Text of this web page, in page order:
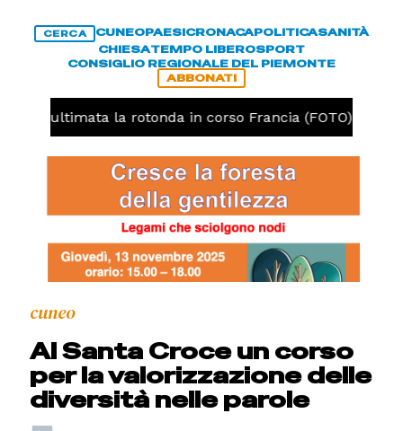
CERCA CUNEOPAESICRONACAPOLITICASANITÀ
CHIESATEMPO LIBEROSPORT
CONSIGLIO REGIONALE DEL PIEMONTE
ABBONATI
ultimata la rotonda in corso Francia (FOTO)
cuneo
Al Santa Croce un corso
per la valorizzazione delle
diversità nelle parole